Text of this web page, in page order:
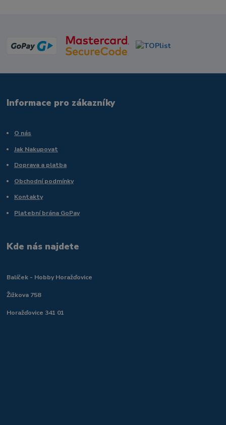
Informace pro zákazníky
O nás
Jak Nakupovat
Doprava a platba
Obchodní podmínky
Kontakty
Platební brána GoPay
Kde nás najdete
Balíček - Hobby Horažďovice
Žižkova 758
Horažďovice 341 01